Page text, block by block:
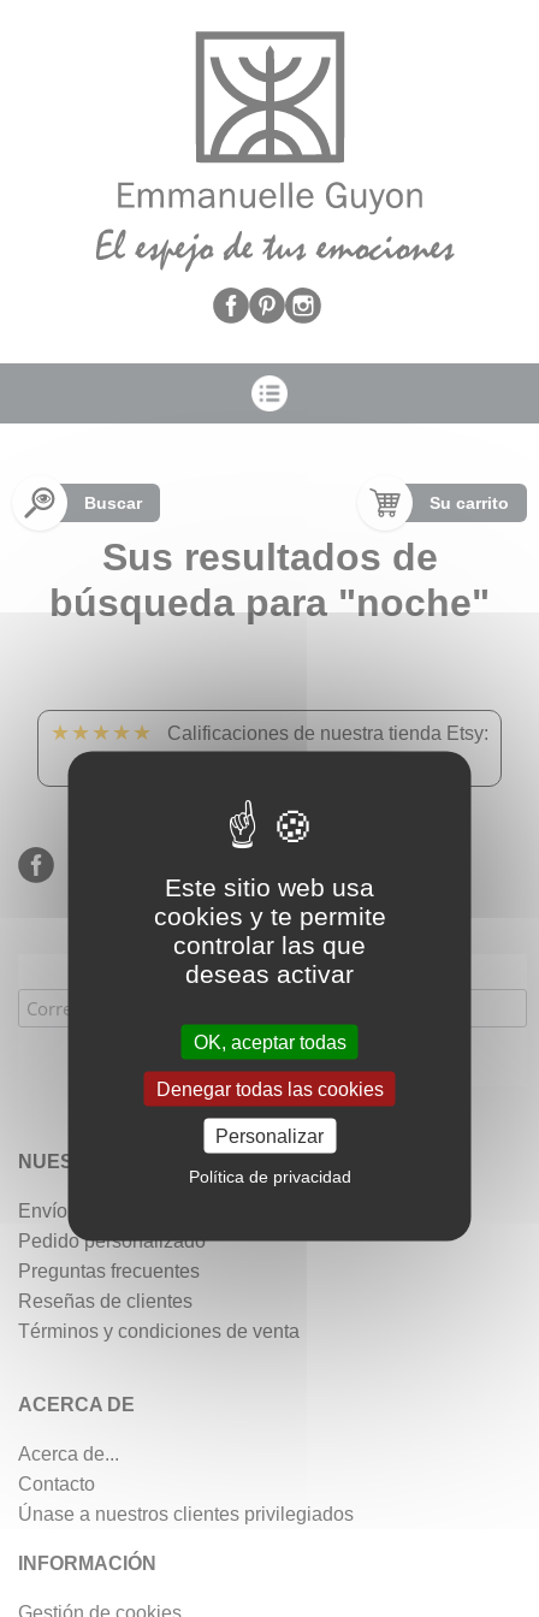
Buscar Su carrito
Sus resultados de
búsqueda para "noche"
★★★★★
Calificaciones de nuestra tienda Etsy:
Suscríbete a nuestra lista de correo
NUESTROS SERVICIOS
Envío gratis
Pedido personalizado
Preguntas frecuentes
Reseñas de clientes
Términos y condiciones de venta
ACERCA DE
Acerca de...
Contacto
Únase a nuestros clientes privilegiados
INFORMACIÓN
Gestión de cookies
Este sitio web usa
cookies y te permite
controlar las que
deseas activar
OK, aceptar todas
Denegar todas las cookies
Personalizar
Política de privacidad